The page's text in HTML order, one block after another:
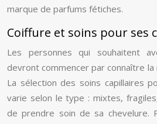
marque de parfums fétiches.
Coiffure et soins pour ses
Les personnes qui souhaitent
devront commencer par connaître
La sélection des soins capillaires
varie selon le type : mixtes,
de prendre soin de sa chevelure.